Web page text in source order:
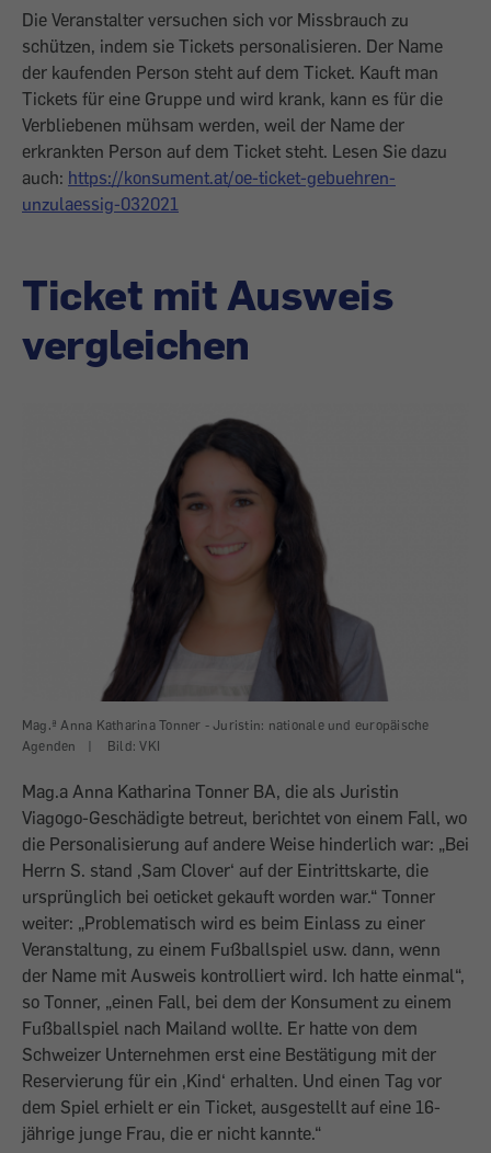
Die Veranstalter versuchen sich vor Missbrauch zu
schützen, indem sie Tickets personalisieren. Der Name
der kaufenden Person steht auf dem Ticket. Kauft man
Tickets für eine Gruppe und wird krank, kann es für die
Verbliebenen mühsam werden, weil der Name der
erkrankten Person auf dem Ticket steht. Lesen Sie dazu
auch: https://konsument.at/oe-ticket-gebuehren-
unzulaessig-032021
Ticket mit Ausweis
vergleichen
Mag.ª Anna Katharina Tonner - Juristin: nationale und europäische
Agenden
| Bild: VKI
Mag.a Anna Katharina Tonner BA, die als Juristin
Viagogo-Geschädigte betreut, berichtet von einem Fall, wo
die Personalisierung auf andere Weise hinderlich war: „Bei
Herrn S. stand ‚Sam Clover‘ auf der Eintrittskarte, die
ursprünglich bei oeticket gekauft worden war.“ Tonner
weiter: „Problematisch wird es beim Einlass zu einer
Veranstaltung, zu einem Fußballspiel usw. dann, wenn
der Name mit Ausweis kontrolliert wird. Ich hatte einmal“,
so Tonner, „einen Fall, bei dem der Konsument zu einem
Fußballspiel nach Mailand wollte. Er hatte von dem
Schweizer Unternehmen erst eine Bestätigung mit der
Reservierung für ein ‚Kind‘ erhalten. Und einen Tag vor
dem Spiel erhielt er ein Ticket, ausgestellt auf eine 16-
jährige junge Frau, die er nicht kannte.“